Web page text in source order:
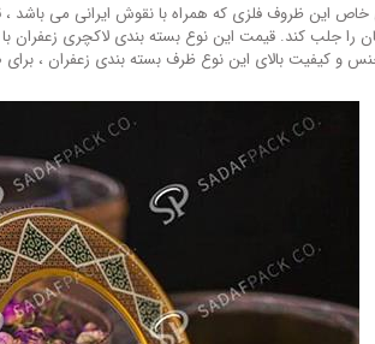
این ظروف فلزی که همراه با نقوش ایرانی می باشد
را جلب کند. قیمت این نوع بسته بندی لاکچری زعفران
و کیفیت بالای این نوع ظرف بسته بندی زعفران ،